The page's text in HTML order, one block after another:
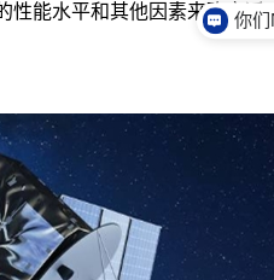
性能水平和其他因素来确定适